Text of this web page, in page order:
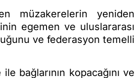
müzakerelerin yeniden
egemen ve uluslararası
ve federasyon temelli
ile bağlarının kopacağını ve